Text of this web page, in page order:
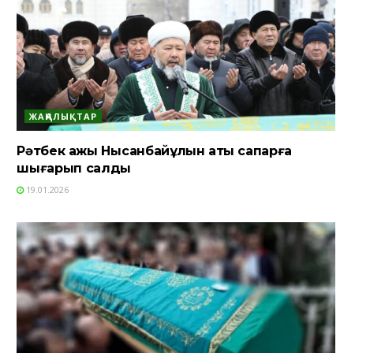
ЖАҢАЛЫҚТАР
Рәтбек қажы Нысанбайұлын ақтық сапарға
шығарып салды
19.01.2026